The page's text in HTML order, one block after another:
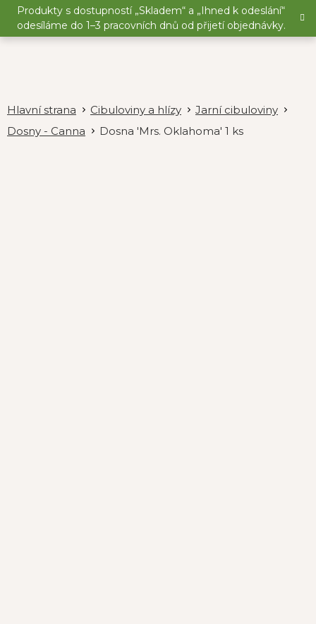
Přejít
obsah
Produkty s dostupností „Skladem“ a „Ihned k odeslání“
odesíláme do 1–3 pracovních dnů od přijetí objednávky.
Cibuloviny a hlízy
Jarní cibuloviny
Dosny - Canna
Dosna 'Mrs. Oklahoma' 1 ks